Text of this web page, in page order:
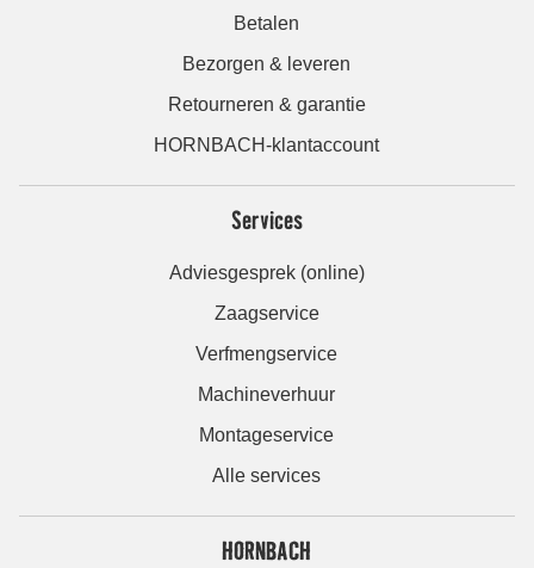
Betalen
Bezorgen & leveren
Retourneren & garantie
HORNBACH-klantaccount
Services
Adviesgesprek (online)
Zaagservice
Verfmengservice
Machineverhuur
Montageservice
Alle services
HORNBACH